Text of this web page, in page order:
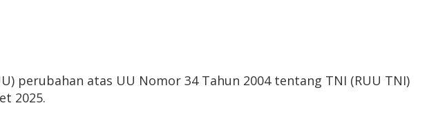
perubahan atas UU Nomor 34 Tahun 2004 tentang TNI (RUU TNI)
2025.